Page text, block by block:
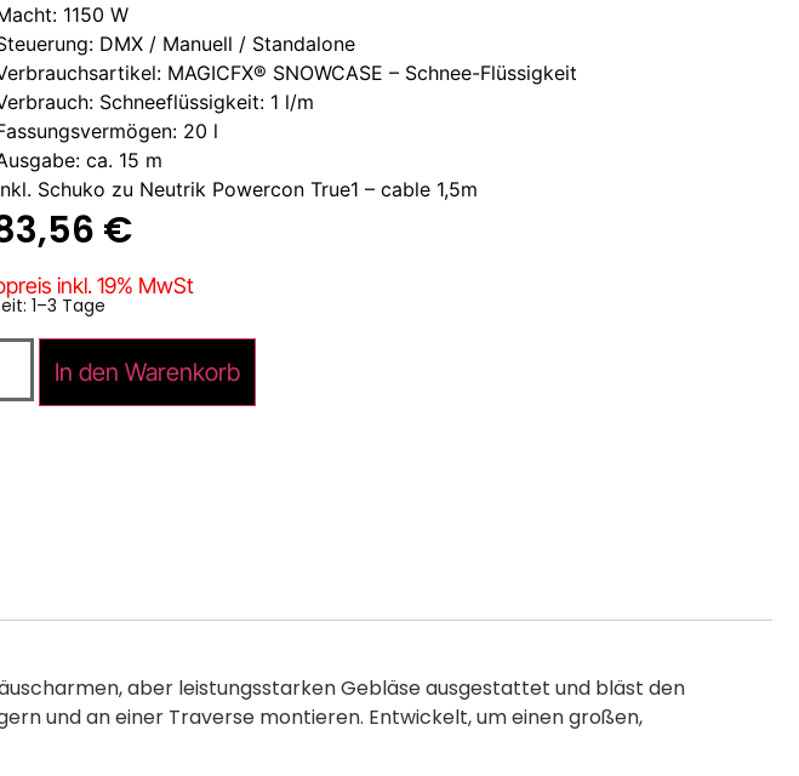
1150 W
DMX / Manuell / Standalone
MAGICFX® SNOWCASE – Schnee-Flüssigkeit
Schneeflüssigkeit: 1 l/m
20 l
ca. 15 m
Schuko zu Neutrik Powercon True1 – cable 1,5m
€
inkl. 19% MwSt
1–3 Tage
In den Warenkorb
aber leistungsstarken Gebläse ausgestattet und bläst den
und an einer Traverse montieren. Entwickelt, um einen großen,